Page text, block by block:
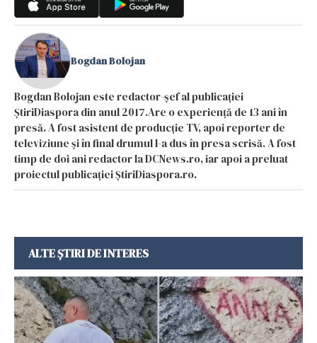
Bogdan Bolojan
Bogdan Bolojan este redactor-șef al publicației
ȘtiriDiaspora din anul 2017.Are o experiență de 13 ani în
presă. A fost asistent de producție TV, apoi reporter de
televiziune și în final drumul l-a dus în presa scrisă. A fost
timp de doi ani redactor la DCNews.ro, iar apoi a preluat
proiectul publicației ȘtiriDiaspora.ro.
ALTE ȘTIRI DE INTERES